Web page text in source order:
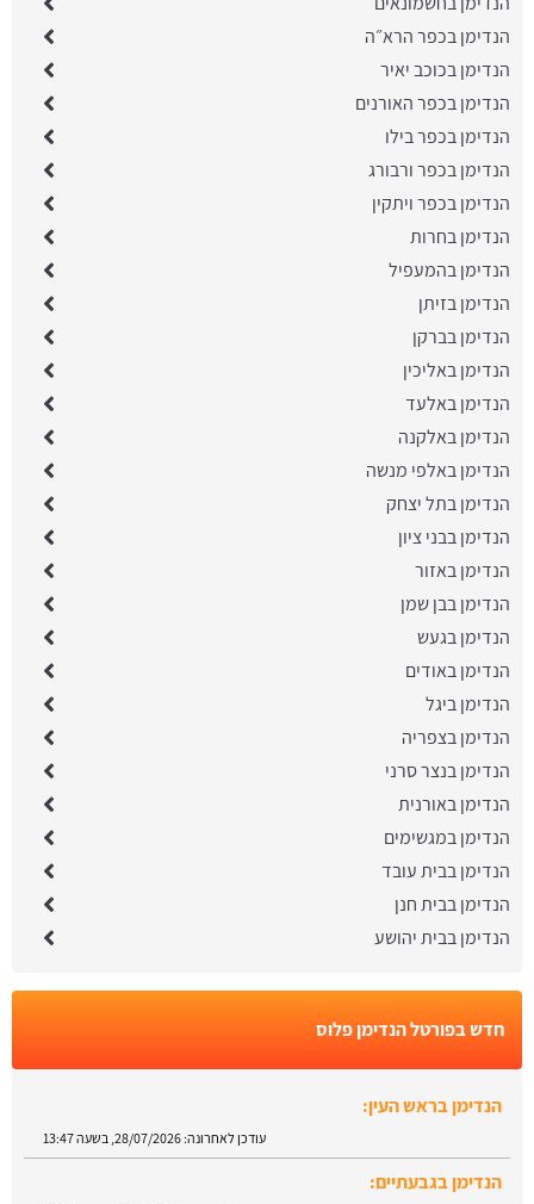
הנדימן בכפר הרא״ה
הנדימן בכוכב יאיר
הנדימן בכפר האורנים
הנדימן בכפר בילו
הנדימן בכפר ורבורג
הנדימן בכפר ויתקין
הנדימן בחרות
הנדימן בהמעפיל
הנדימן בזיתן
הנדימן בברקן
הנדימן באליכין
הנדימן באלעד
הנדימן באלקנה
הנדימן באלפי מנשה
הנדימן בתל יצחק
הנדימן בבני ציון
הנדימן באזור
הנדימן בבן שמן
הנדימן בגעש
הנדימן באודים
הנדימן ביגל
הנדימן בצפריה
הנדימן בנצר סרני
הנדימן באורנית
הנדימן במגשימים
הנדימן בבית עובד
הנדימן בבית חנן
הנדימן בבית יהושע
חדש בפורטל הנדימן פלוס
הנדימן בגבעתיים:
עודכן לאחרונה: 28/07/2026, בשעה 13:35
מתקין טלוויזיה בנתניה: